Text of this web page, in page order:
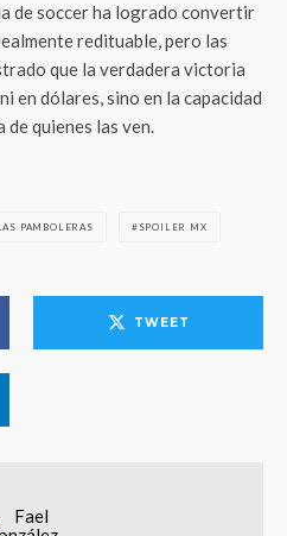
de soccer ha logrado convertir
redituable, pero las
que la verdadera victoria
en dólares, sino en la capacidad
de quienes las ven.
PAMBOLERAS SPOILER MX
TWEET